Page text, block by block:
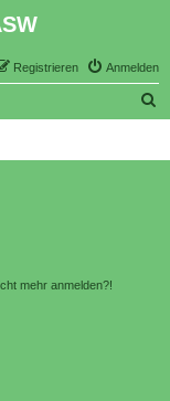
Anmelden
Registrieren
mehr anmelden?!